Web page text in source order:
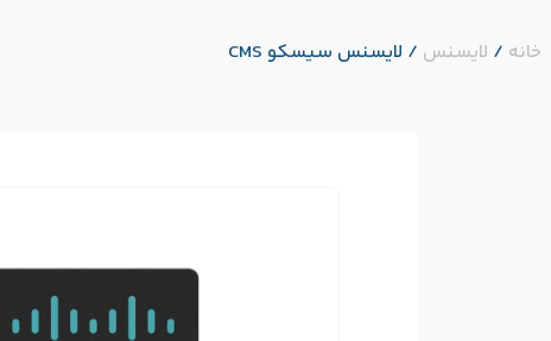
خانه / لایسنس / لایسنس سیسکو CMS